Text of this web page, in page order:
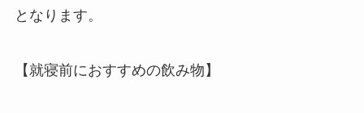
となります。
【就寝前におすすめの飲み物】